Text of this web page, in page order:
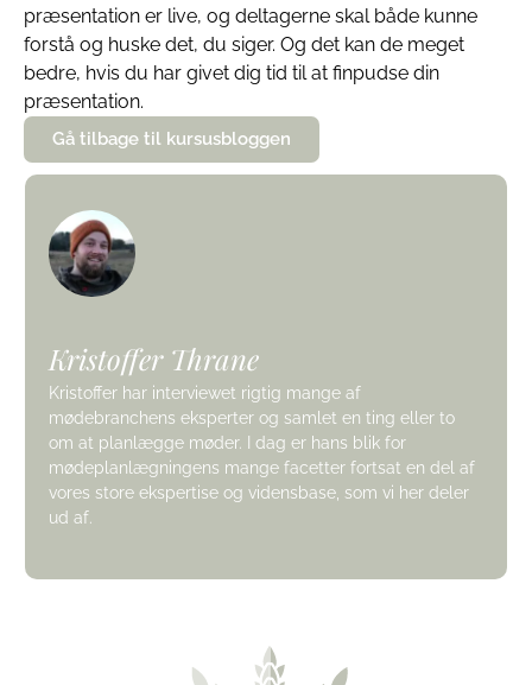
præsentation er live, og deltagerne skal både kunne
forstå og huske det, du siger. Og det kan de meget
bedre, hvis du har givet dig tid til at finpudse din
præsentation.
Gå tilbage til kursusbloggen
Kristoffer Thrane
Kristoffer har interviewet rigtig mange af
mødebranchens eksperter og samlet en ting eller to
om at planlægge møder. I dag er hans blik for
mødeplanlægningens mange facetter fortsat en del af
vores store ekspertise og vidensbase, som vi her deler
ud af.